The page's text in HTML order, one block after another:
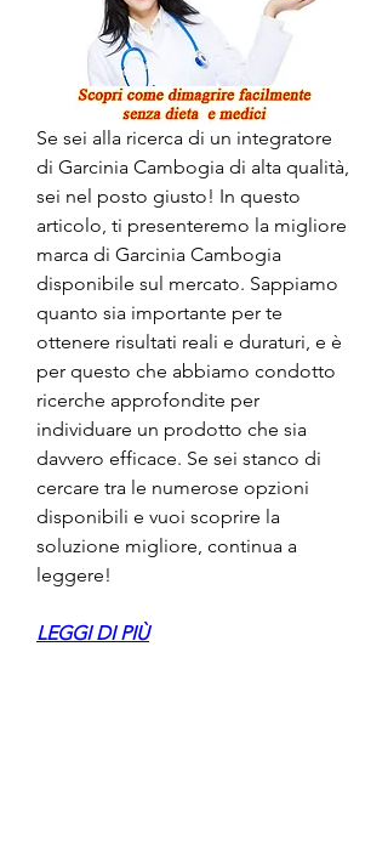
Se sei alla ricerca di un integratore
di Garcinia Cambogia di alta qualità,
sei nel posto giusto! In questo
articolo, ti presenteremo la migliore
marca di Garcinia Cambogia
disponibile sul mercato. Sappiamo
quanto sia importante per te
ottenere risultati reali e duraturi, e è
per questo che abbiamo condotto
ricerche approfondite per
individuare un prodotto che sia
davvero efficace. Se sei stanco di
cercare tra le numerose opzioni
disponibili e vuoi scoprire la
soluzione migliore, continua a
leggere!
LEGGI DI PIÙ